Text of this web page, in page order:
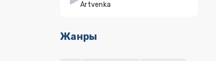
Artvenka
Жанры